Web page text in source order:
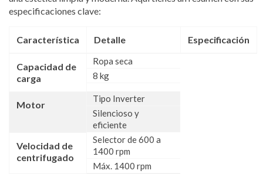
especificaciones clave:
Característica Detalle Especificación
Capacidad de
carga
Ropa seca
8 kg
Motor
Tipo Inverter
Silencioso y
eficiente
Velocidad de
centrifugado
Selector de 600 a
1400 rpm
Máx. 1400 rpm